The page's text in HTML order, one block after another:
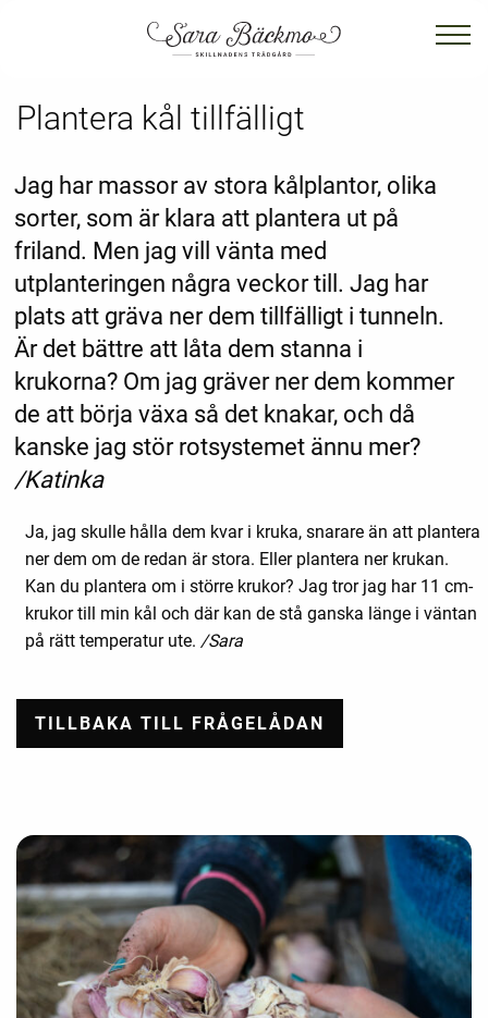
Plantera kål tillfälligt
Jag har massor av stora kålplantor, olika
sorter, som är klara att plantera ut på
friland. Men jag vill vänta med
utplanteringen några veckor till. Jag har
plats att gräva ner dem tillfälligt i tunneln.
Är det bättre att låta dem stanna i
krukorna? Om jag gräver ner dem kommer
de att börja växa så det knakar, och då
kanske jag stör rotsystemet ännu mer?
/Katinka
Ja, jag skulle hålla dem kvar i kruka, snarare än att plantera
ner dem om de redan är stora. Eller plantera ner krukan.
Kan du plantera om i större krukor? Jag tror jag har 11 cm-
krukor till min kål och där kan de stå ganska länge i väntan
på rätt temperatur ute. /Sara